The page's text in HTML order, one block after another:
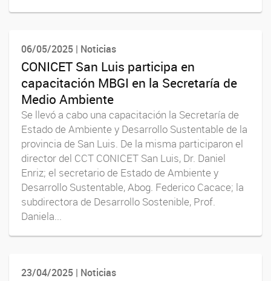
06/05/2025 | Noticias
CONICET San Luis participa en
capacitación MBGI en la Secretaría de
Medio Ambiente
Se llevó a cabo una capacitación la Secretaría de
Estado de Ambiente y Desarrollo Sustentable de la
provincia de San Luis. De la misma participaron el
director del CCT CONICET San Luis, Dr. Daniel
Enriz; el secretario de Estado de Ambiente y
Desarrollo Sustentable, Abog. Federico Cacace; la
subdirectora de Desarrollo Sostenible, Prof.
Daniela...
23/04/2025 | Noticias